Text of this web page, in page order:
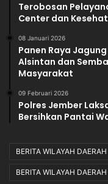
Terobosan
Center dan
08 Januari 2026
Panen Raya
Alsintan dan
Masyarakat
09 Februari 2026
Polres Jember
Bersihkan Pantai
BERITA WILAYAH
BERITA WILAYAH